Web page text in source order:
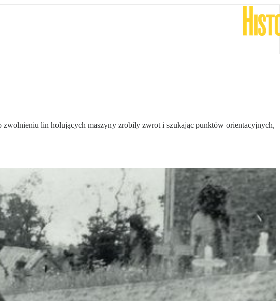
zwolnieniu lin holujących maszyny zrobiły zwrot i szukając punktów orientacyjnych,